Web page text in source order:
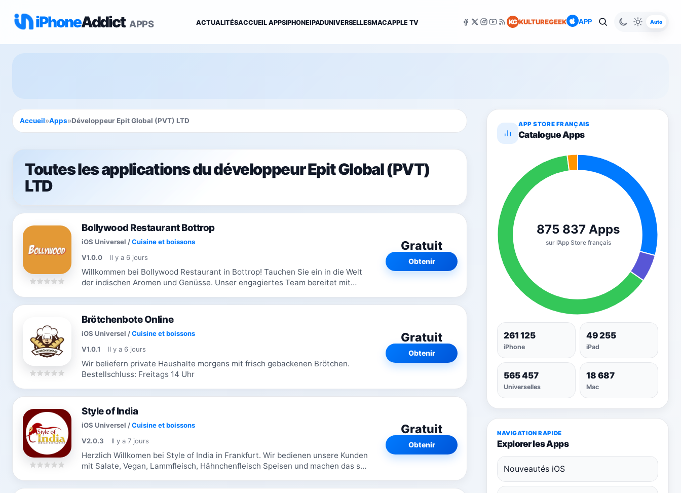
iPhoneAddict APPS ACTUALITÉSACCUEIL APPSIPHONEIPADUNIVERSELLESMACAPPLE TV KG KULTUREGEEK APP Auto
Accueil»Apps»Développeur Epit Global (PVT) LTD
Toutes les applications du développeur Epit Global (PVT)
LTD
Bollywood Restaurant Bottrop
iOS Universel /Cuisine et boissons
V1.0.0
Il y a 6 jours
Willkommen bei Bollywood Restaurant in Bottrop! Tauchen Sie ein in die Welt
der indischen Aromen und Genüsse. Unser engagiertes Team bereitet mit
Gratuit
Obtenir
Brötchenbote Online
iOS Universel /Cuisine et boissons
V1.0.1
Il y a 6 jours
Wir beliefern private Haushalte morgens mit frisch gebackenen Brötchen.
Bestellschluss: Freitags 14 Uhr
Gratuit
Obtenir
Style of India
iOS Universel /Cuisine et boissons
V2.0.3
Il y a 7 jours
Herzlich Willkomen bei Style of India in Frankfurt. Wir bedienen unsere Kunden
mit Salate, Vegan, Lammfleisch, Hähnchenfleisch Speisen und machen das seit
Gratuit
Obtenir
APP STORE FRANÇAIS
Catalogue Apps
261 125
iPhone
49 255
iPad
565 457
Universelles
18 687
Mac
NAVIGATION RAPIDE
Explorer les Apps
Nouveautés iOS